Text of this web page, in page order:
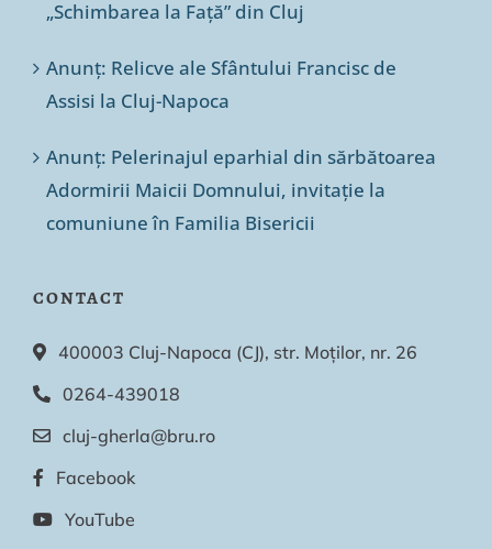
„Schimbarea la Față” din Cluj
Anunț: Relicve ale Sfântului Francisc de
Assisi la Cluj-Napoca
Anunț: Pelerinajul eparhial din sărbătoarea
Adormirii Maicii Domnului, invitație la
comuniune în Familia Bisericii
CONTACT
400003 Cluj-Napoca (CJ), str. Moților, nr. 26
0264-439018
cluj-gherla@bru.ro
Facebook
YouTube